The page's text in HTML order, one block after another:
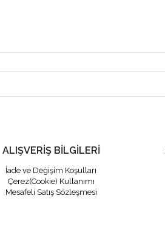
ALIŞVERİŞ BİLGİLERİ
İade ve Değişim Koşulları
Çerez(Cookie) Kullanımı
Mesafeli Satış Sözleşmesi